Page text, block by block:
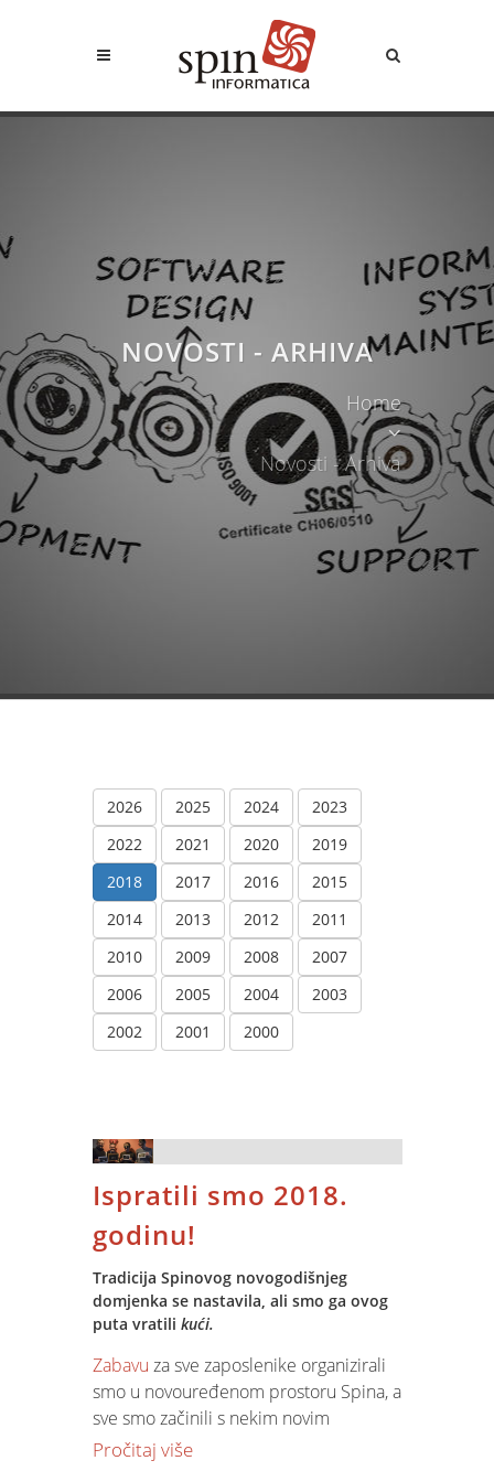
NOVOSTI - ARHIVA
Home
Novosti - Arhiva
2026 2025 2024
2023
2022
2021 2020
2019
2018
2017 2016
2015
2014
2013 2012
2011
2010
2009 2008
2007
2006
2005 2004
2003
2002
2001 2000
Ispratili smo 2018.
godinu!
Tradicija Spinovog novogodišnjeg
domjenka se nastavila, ali smo ga ovog
puta vratili kući.
Zabavu za sve zaposlenike organizirali
smo u novouređenom prostoru Spina, a
sve smo začinili s nekim novim
aktivnostima. Natjecali smo se u pub
Pročitaj više